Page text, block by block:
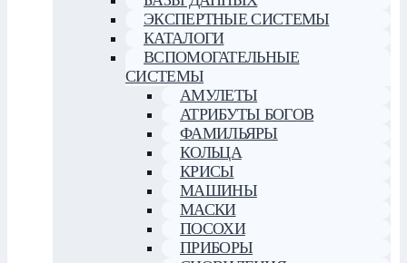
ЭКСПЕРТНЫЕ СИСТЕМЫ
КАТАЛОГИ
ВСПОМОГАТЕЛЬНЫЕ
СИСТЕМЫ
АМУЛЕТЫ
АТРИБУТЫ БОГОВ
ФАМИЛЬЯРЫ
КОЛЬЦА
КРИСЫ
МАШИНЫ
МАСКИ
ПОСОХИ
ПРИБОРЫ